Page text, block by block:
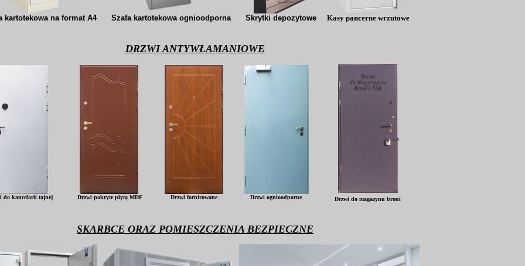
kartotekowa na format A4 Szafa kartotekowa ognioodporna Skrytki depozytowe Kasy pancerne wrzutowe
DRZWI ANTYWŁAMANIOWE
do kancelarii tajnej Drzwi pokryte płytą MDF Drzwi fornirowane Drzwi ognioodporne Drzwi do magazynu broni
SKARBCE ORAZ POMIESZCZENIA BEZPIECZNE